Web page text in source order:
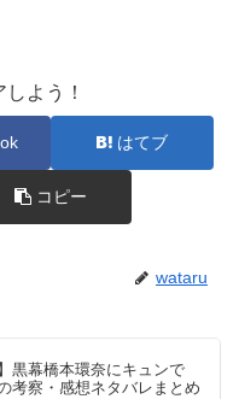
よう！
はてブ
コピー
wataru
黒幕橋本環奈にキュンで
考察・感想ネタバレまとめ